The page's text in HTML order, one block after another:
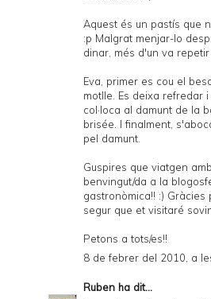
Aquest és un pastís que
:p Malgrat menjar-lo
dinar, més d'un va repetir
Eva, primer es cou el
motlle. Es deixa refredar
col·loca al damunt de la
brisée. I finalment,
pel damunt.
Guspires que viatgen
benvingut/da a la
gastronòmica!! :) Gràcies
segur que et visitaré
Petons a tots/es!!
8 de febrer del 2010, a
Ruben ha dit...